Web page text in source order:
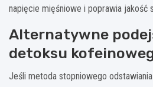
napięcie mięśniowe i poprawia jakość
Alternatywne
detoksu
Jeśli metoda stopniowego